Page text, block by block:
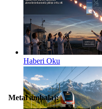
Haberi Oku
Metal ambalaj: